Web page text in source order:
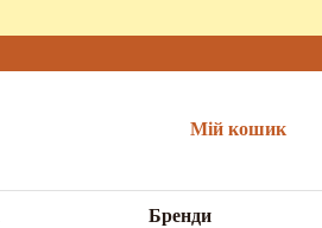
Мій кошик
Бренди